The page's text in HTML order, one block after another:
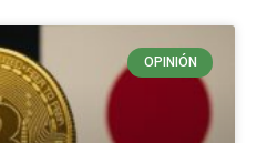
OPINIÓN